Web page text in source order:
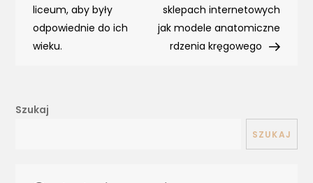
liceum, aby były
odpowiednie do ich
wieku.
sklepach internetowych
jak modele anatomiczne
rdzenia kręgowego
Szukaj
SZUKAJ